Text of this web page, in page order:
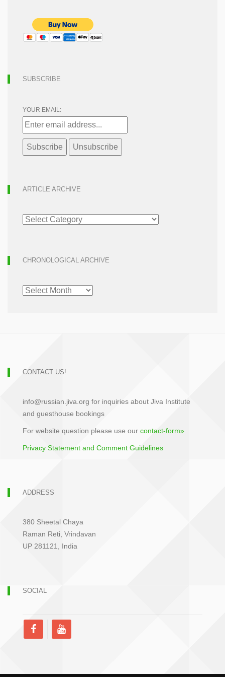
SUBSCRIBE
YOUR EMAIL:
ARTICLE ARCHIVE
ARTICLE
ARCHIVE
CHRONOLOGICAL ARCHIVE
CHRONOLOGICAL
ARCHIVE
CONTACT US!
info@russian.jiva.org for inquiries about Jiva Institute
and guesthouse bookings
For website question please use our contact-form»
Privacy Statement and Comment Guidelines
ADDRESS
380 Sheetal Chaya
Raman Reti, Vrindavan
UP 281121, India
SOCIAL